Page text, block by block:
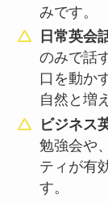
みです。
日常英会
のみで話
口を動か
自然と増
ビジネス
勉強会や
ティが有
す。